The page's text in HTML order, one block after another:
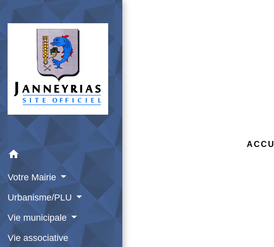
home
Votre Mairie
Urbanisme/PLU
Vie municipale
Vie associative